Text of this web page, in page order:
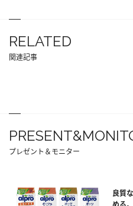
RELATED
関連記事
プレゼント＆モニター
良質